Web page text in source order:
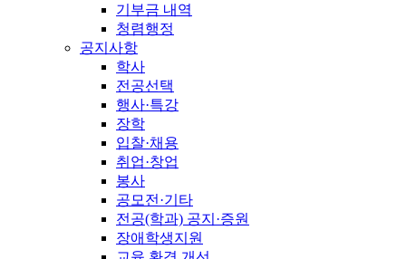
기부금 내역
청렴행정
공지사항
학사
전공선택
행사·특강
장학
입찰·채용
취업·창업
봉사
공모전·기타
전공(학과) 공지·증원
장애학생지원